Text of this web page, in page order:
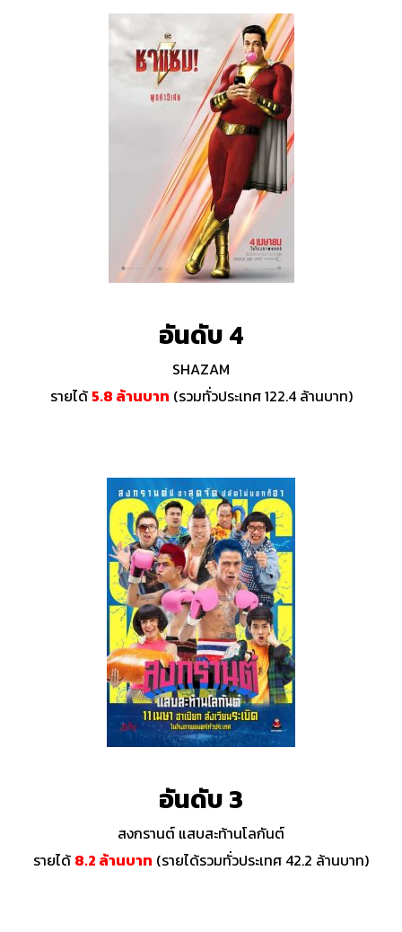
อันดับ 4
SHAZAM
รายได้ 5.8 ล้านบาท (รวมทั่วประเทศ 122.4 ล้านบาท)
อันดับ 3
สงกรานต์ แสบสะท้านโลกันต์
รายได้ 8.2 ล้านบาท (รายได้รวมทั่วประเทศ 42.2 ล้านบาท)